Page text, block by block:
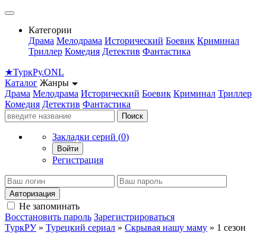
Категории
Драма Мелодрама Исторический Боевик Криминал
Триллер Комедия Детектив Фантастика
★ТуркРу.ONL
Каталог Жанры
Драма Мелодрама Исторический Боевик Криминал Триллер
Комедия Детектив Фантастика
Поиск
Закладки серий (0)
Войти
Регистрация
Авторизация
Не запоминать
Восстановить пароль Зарегистрироваться
ТуркРУ» Турецкий сериал » Скрывая нашу маму » 1 сезон